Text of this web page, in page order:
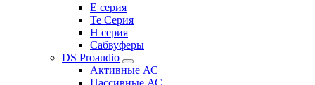
E серия
Te Серия
H серия
Сабвуферы
DS Proaudio
Активные АС